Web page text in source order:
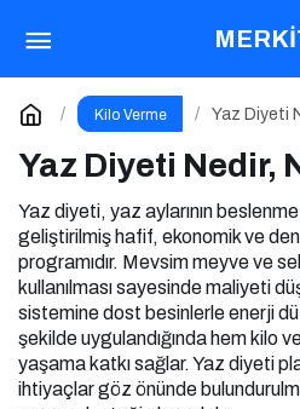
Kilo Verme Yaz Diyeti
Yaz Diyeti Nedir,
Yaz diyeti, yaz aylarının
geliştirilmiş hafif, ekonomik ve
programıdır. Mevsim meyve ve
kullanılması sayesinde maliyeti
sistemine dost besinlerle enerji
şekilde uygulandığında hem kilo
yaşama katkı sağlar. Yaz diyeti
ihtiyaçlar göz önünde
Yaz Diyeti Nedir, Nasıl
Yorum Yap